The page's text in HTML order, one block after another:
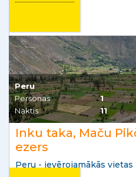
Peru
Personas
1
Naktis
11
Inku taka, Maču
ezers
Peru - ievērojamākās vietas